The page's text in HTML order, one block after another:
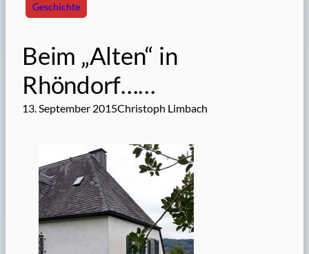
Geschichte
Beim „Alten“ in
Rhöndorf……
13. September 2015Christoph Limbach